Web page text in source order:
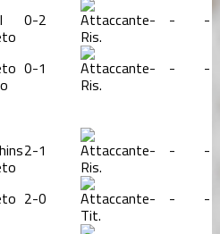
0-2
Ris.
- - -
0-1
Ris.
- - -
2-1
Ris.
- - -
2-0
Tit.
- - -